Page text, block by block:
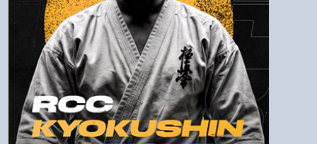
Войти
Напомнить пароль
Регистрация